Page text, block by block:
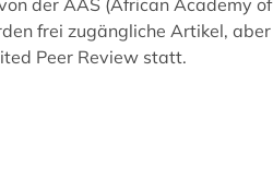
frei zugängliche Artikel,
Peer Review statt.